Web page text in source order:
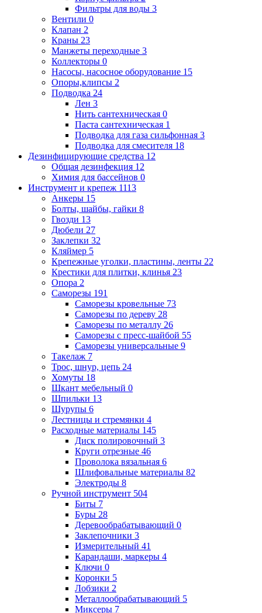
Фильтры для воды 3
Вентили 0
Клапан 2
Краны 23
Манжеты переходные 3
Коллекторы 0
Насосы, насосное оборудование 15
Опоры,клипсы 2
Подводка 24
Лен 3
Нить сантехническая 0
Паста сантехническая 1
Подводка для газа сильфонная 3
Подводка для смесителя 18
Дезинфицирующие средства 12
Общая дезинфекция 12
Химия для бассейнов 0
Инструмент и крепеж 1113
Анкеры 15
Болты, шайбы, гайки 8
Гвозди 13
Дюбели 27
Заклепки 32
Кляймер 5
Крепежные уголки, пластины, ленты 22
Крестики для плитки, клинья 23
Опора 2
Саморезы 191
Саморезы кровельные 73
Саморезы по дереву 28
Саморезы по металлу 26
Саморезы с пресс-шайбой 55
Саморезы универсальные 9
Такелаж 7
Трос, шнур, цепь 24
Хомуты 18
Шкант мебельный 0
Шпильки 13
Шурупы 6
Лестницы и стремянки 4
Расходные материалы 145
Диск полировочный 3
Круги отрезные 46
Проволока вязальная 6
Шлифовальные материалы 82
Электроды 8
Ручной инструмент 504
Биты 7
Буры 28
Деревообрабатывающий 0
Заклепочники 3
Измерительный 41
Карандаши, маркеры 4
Ключи 0
Коронки 5
Лобзики 2
Металлообрабатывающий 5
Миксеры 7